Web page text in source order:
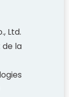
Ltd.
la